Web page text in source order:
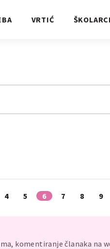
VRTIĆ ŠKOLARCI
4 5 6 7 8 9
komentiranje članaka na